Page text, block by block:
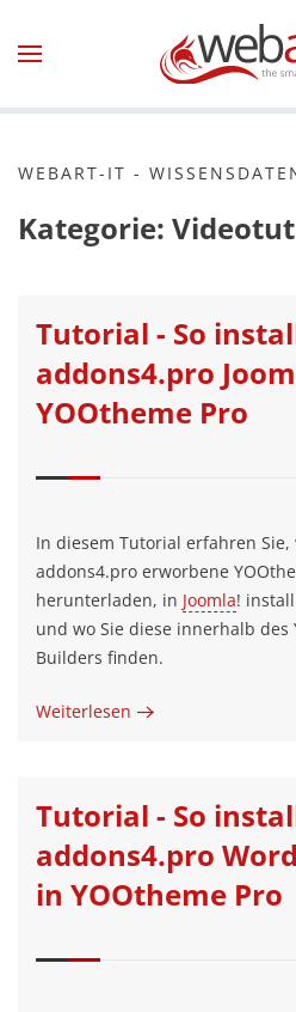
Zum Hauptinhalt springen
WEBART-IT -
Kategorie:
Tutorial - So
addons4.pro
YOOtheme Pro
In diesem Tutorial erfahren Sie,
addons4.pro erworbene
herunterladen, in Joomla!
und wo Sie diese innerhalb des
Builders finden.
Weiterlesen
Tutorial - So
addons4.pro
in YOOtheme Pro